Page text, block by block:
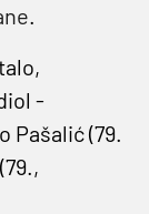
.
-
Pašalić (79.